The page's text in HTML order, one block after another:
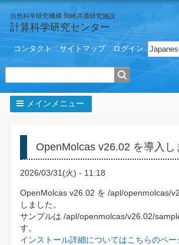
自然科学研究機構 岡崎共通研究施設
計算科学研究センター
ユ
ザ
ニ
ュ
コンタクト サイトマップ ログイン Select
メインメニュー
OpenMolcas v26.02 を導入し
2026/03/31(火) - 11:18
OpenMolcas v26.02 を /apl/openmolcas/
しました。
サンプルは /apl/openmolcas/v26.02/
す。
インストール詳細についてはこちらのペー